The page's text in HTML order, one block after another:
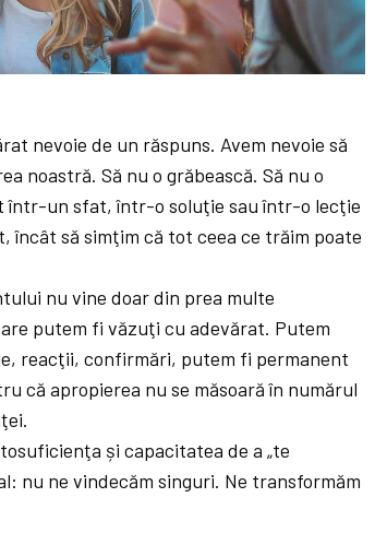
nevoie de un răspuns. Avem nevoie să
noastră. Să nu o grăbească. Să nu o
într-un sfat, într-o soluţie sau într-o lecţie
încât să simţim că tot ceea ce trăim poate
nu vine doar din prea multe
putem fi văzuţi cu adevărat. Putem
reacţii, confirmări, putem fi permanent
că apropierea nu se măsoară în numărul
și capacitatea de a „te
nu ne vindecăm singuri. Ne transformăm